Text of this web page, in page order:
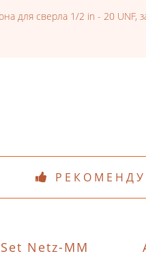
для сверла 1/2 in - 20 UNF,
Netz-MM